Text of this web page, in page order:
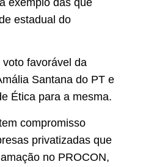
estadual do
favorável da
Santana do PT e
Ética para a mesma.
compromisso
privatizadas que
no PROCON,